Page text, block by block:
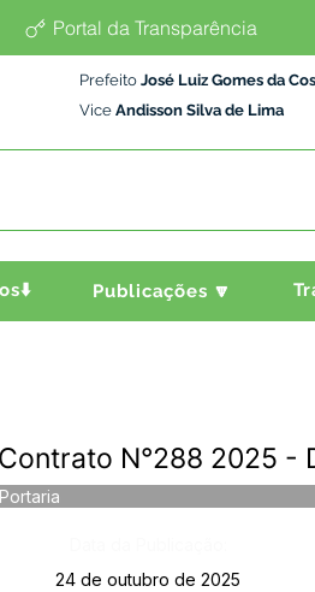
Portal da Transparência
Prefeito José Luiz Gomes da
Vice Andisson Silva de Lima
Publicações 🔽
N°288 2025 -
Portaria
24 de outubro de 2025